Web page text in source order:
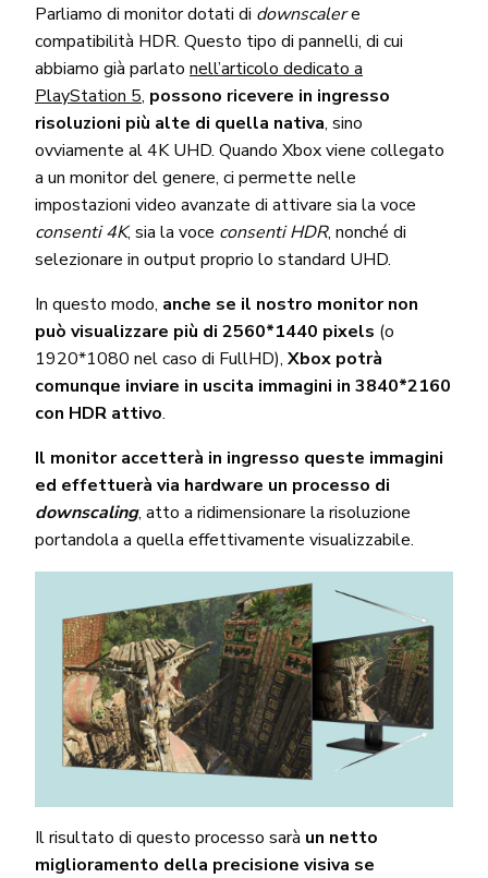
Parliamo di monitor dotati di downscalere
compatibilità HDR. Questo tipo di pannelli, di cui
abbiamo già parlatonell’articolo dedicato a
PlayStation 5, possono ricevere in ingresso
risoluzioni più alte di quella nativa, sino
ovviamente al 4K UHD. Quando Xbox viene collegato
a un monitor del genere, ci permette nelle
impostazioni video avanzate di attivare sia la voce
consenti 4K, sia la voce consenti HDR, nonché di
selezionare in output proprio lo standard UHD.
In questo modo, anche se il nostro monitor non
può visualizzare più di 2560*1440 pixels (o
1920*1080 nel caso di FullHD),Xbox potrà
comunque inviare in uscita immagini in 3840*2160
con HDR attivo.
Il monitor accetterà in ingresso queste immagini
ed effettuerà via hardware un processo di
downscaling, atto a ridimensionare la risoluzione
portandola a quella effettivamente visualizzabile.
Il risultato di questo processo sarà un netto
miglioramento della precisione visiva se